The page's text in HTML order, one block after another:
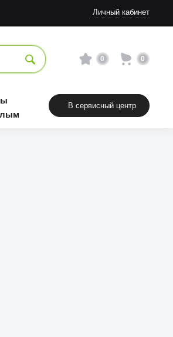
Личный кабинет
0 0
В сервисный центр